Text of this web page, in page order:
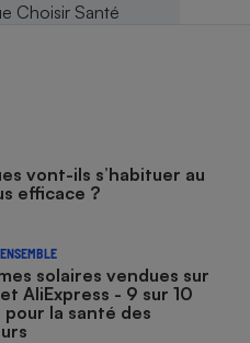
vont-ils s’habituer au
efficace ?
solaires vendues sur
AliExpress - 9 sur 10
la santé des